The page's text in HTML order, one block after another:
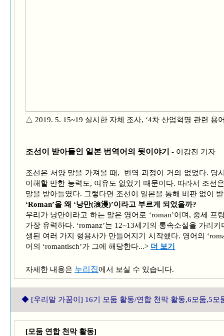
△ 2019. 5. 15~19 실시한 자체 조사, ‘4차 산업혁명 관련 용
조선이 받아들인 일본 번역어의 뒷이야기 - 이강진 기자
조선은 서양 말을 가져올 때, 번역 과정이 거의 없었다. 당
이해할 만한 능력도, 여유도 없었기 때문이다. 따라서 조선
말을 받아들였다. 그렇다면 조선이 일본을 통해 비판 없이
‘Roman’을 왜 ‘낭만(浪漫)’이라고 부르게 되었을까?
우리가 낭만이라고 하는 말은 영어로 ‘roman’이며, 중세 프
가장 유력하다. ‘romanz’는 12~13세기의 통속소설을 가리
생된 여러 가지 형용사가 만들어지기 시작했다. 영어의
어의 ‘romantisch’가 그에 해당한다...> 더 보기
자세한 내용은 누리집에서 보실 수 있습니다.
◆ [우리말 가꿈이] 16기 모둠 활동/연합 천막 활동,6모둠,5모
[모둠 연합 천막 활동]